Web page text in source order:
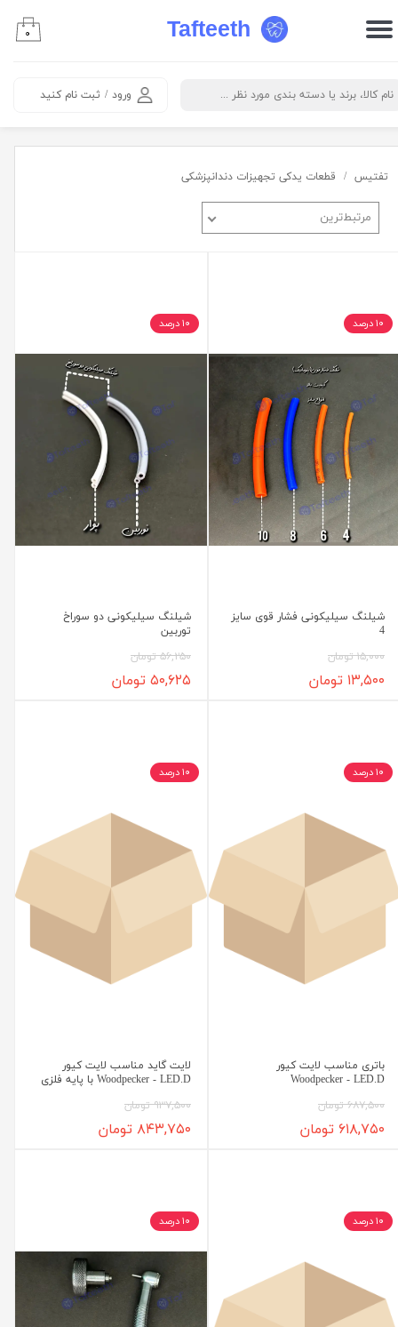
Tafteeth
ورود / ثبت نام کنید
حساب کاربری من
۰
تفتیس قطعات یدکی تجهیزات دندانپزشکی
مرتبط‌ترین
شیلنگ سیلیکونی فشار قوی سایز
4
۱۵,۰۰۰ تومان
۱۳,۵۰۰ تومان
۱۰ درصد
شیلنگ سیلیکونی دو سوراخ
توربین
۵۶,۲۵۰ تومان
۵۰,۶۲۵ تومان
۱۰ درصد
باتری مناسب لایت کیور
Woodpecker - LED.D
۶۸۷,۵۰۰ تومان
۶۱۸,۷۵۰ تومان
۱۰ درصد
لایت گاید مناسب لایت کیور
Woodpecker - LED.D با پایه فلزی
۹۳۷,۵۰۰ تومان
۸۴۳,۷۵۰ تومان
۱۰ درصد
۱۰ درصد ۱۰ درصد